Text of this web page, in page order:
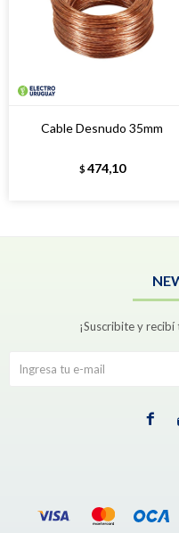
Cable Desnudo 35mm
$ 474,10
¡Suscribite y
